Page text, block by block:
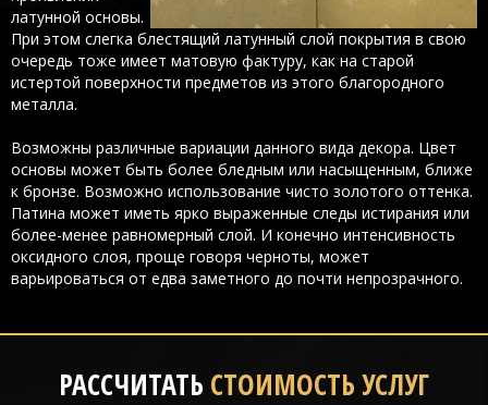
латунной основы.
При этом слегка блестящий латунный слой покрытия в свою
очередь тоже имеет матовую фактуру, как на старой
истертой поверхности предметов из этого благородного
металла.
Возможны различные вариации данного вида декора. Цвет
основы может быть более бледным или насыщенным, ближе
к бронзе. Возможно использование чисто золотого оттенка.
Патина может иметь ярко выраженные следы истирания или
более-менее равномерный слой. И конечно интенсивность
оксидного слоя, проще говоря черноты, может
варьироваться от едва заметного до почти непрозрачного.
РАССЧИТАТЬ СТОИМОСТЬ УСЛУГ